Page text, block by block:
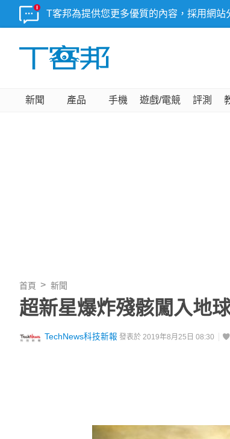
T客邦為提供您更多優質的內容，採用網
新聞 產品 手機 遊戲/電競 評測
首頁 新聞
超新星爆炸殘骸闖入地
TechNews科技新報 發表於 2019年8月25日 08:30